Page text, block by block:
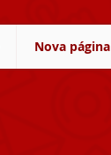
Nova página